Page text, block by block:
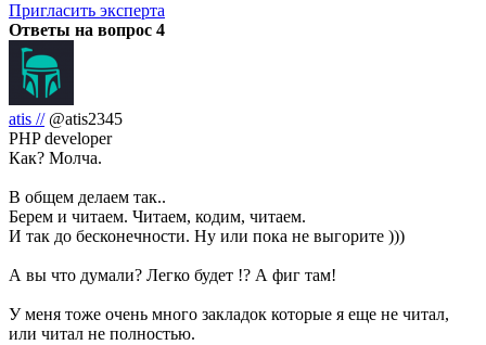
Пригласить эксперта
Ответы на вопрос 4
atis // @atis2345
PHP developer
Как? Молча.
В общем делаем так..
Берем и читаем. Читаем, кодим, читаем.
И так до бесконечности. Ну или пока не выгорите )))
А вы что думали? Легко будет !? А фиг там!
У меня тоже очень много закладок которые я еще не читал,
или читал не полностью.